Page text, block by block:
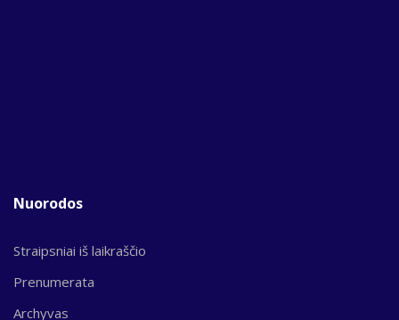
Nuorodos
Straipsniai iš laikraščio
Prenumerata
Archyvas